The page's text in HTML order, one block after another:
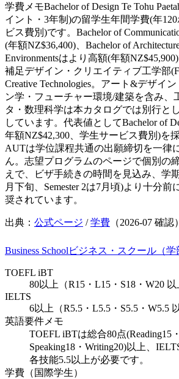
学費メモBachelor of Design Te Tohu
イント・3年制)の留学生年間学費(年
ビス費別)です。Bachelor of
(年額NZ$36,400)、Bachelor of
Environmentsはより高額(年額NZ$45,900)
補足デザイン・クリエイティブ工学部
Creative Technologies。アート&デザイ
ン学・フューチャー環境/建築を含み、
タ・数理科学は本カタログでは別行と
しています。代表値としてBachelor of
年額NZ$42,300、学生サービス費別)を
AUTは学位課程共通の出願締切を一律
ん。志望プログラムのページで個別の
えで、ビザ手続きの時間を見込み、学期
月下旬、Semester 2は7月頃)より十分前
奨されています。
出典： 公式ページ /学費 （2026-07 確認）
Business School ビジネス・スクール（学
TOEFL iBT
80以上（R15・L15・S18・W20 以
IELTS
6以上（R5.5・L5.5・S5.5・W5.5
英語要件メモ
TOEFL iBTは総合80点(Reading15
Speaking18・Writing20)以上、
各技能5.5以上が必要です。
学費（国際学生）